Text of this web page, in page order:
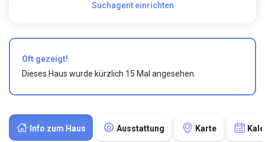
Info zum Haus Ausstattung Karte
Suchagent einrichten
Oft gezeigt!
Dieses Haus wurde kürzlich 15 Mal angesehen.